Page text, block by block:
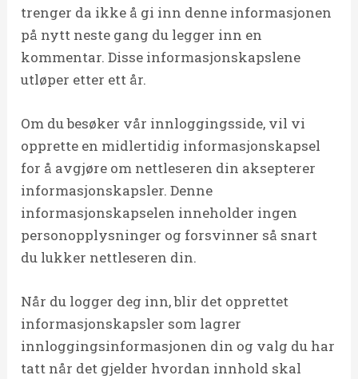
trenger da ikke å gi inn denne informasjonen
på nytt neste gang du legger inn en
kommentar. Disse informasjonskapslene
utløper etter ett år.
Om du besøker vår innloggingsside, vil vi
opprette en midlertidig informasjonskapsel
for å avgjøre om nettleseren din aksepterer
informasjonskapsler. Denne
informasjonskapselen inneholder ingen
personopplysninger og forsvinner så snart
du lukker nettleseren din.
Når du logger deg inn, blir det opprettet
informasjonskapsler som lagrer
innloggingsinformasjonen din og valg du har
tatt når det gjelder hvordan innhold skal